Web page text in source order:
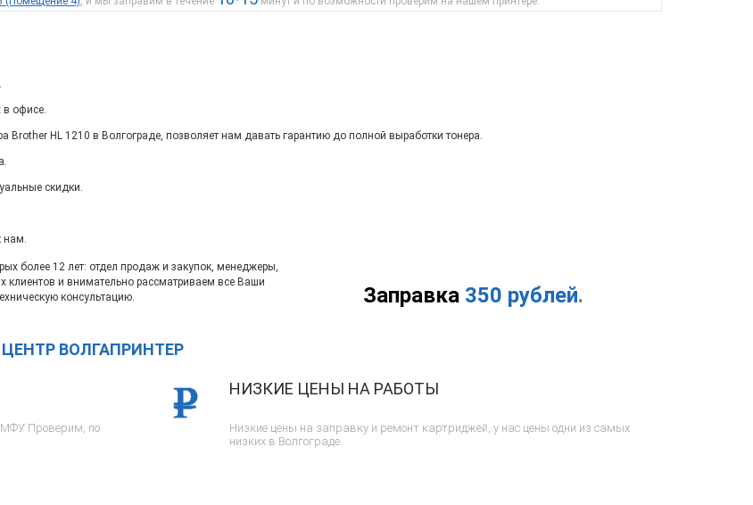
в офисе.
Brother HL 1210 в Волгограде, позволяет нам давать гарантию до полной выработки тонера.
скидки.
нам.
Заправка 350 рублей.
более 12 лет: отдел продаж и закупок, менеджеры,
и внимательно рассматриваем все Ваши
консультацию.
ВОЛГАПРИНТЕР
Проверим, по
НИЗКИЕ ЦЕНЫ НА РАБОТЫ
Низкие цены на заправку и ремонт картриджей, у нас цены одни из самых
низких в Волгограде.